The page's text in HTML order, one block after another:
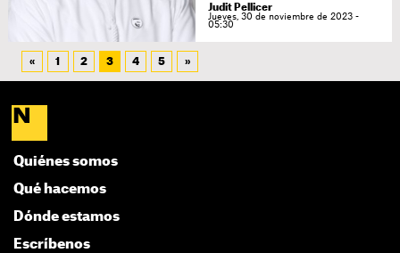
Judit Pellicer
Jueves, 30 de noviembre de 2023 -
05:30
« 1 2 3 4 5 »
Quiénes somos
Qué hacemos
Dónde estamos
Escríbenos